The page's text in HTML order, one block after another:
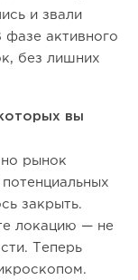
и звали
фазе активного
без лишних
вы
рынок
закрыть.
локацию — не
Теперь